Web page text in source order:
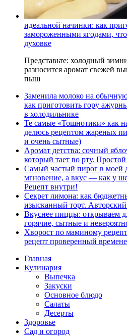
идеальной начинки: как
замороженными ягодами,
духовке
Представьте: холодный
разносится аромат свежей
пыш
Заменила молоко на
как приготовить гору
в холодильнике
Те самые «Тошнотики» как
делюсь рецептом жареных
и очень сытные)
Аромат детства: сочный
который тает во рту.
Самый частый пирог в моей
мгновение, а вкус — как у
Рецепт внутри!
Секрет лимона: как
изысканный торт.
Вкуснее пиццы: открываем
горячие, сытные и
Хворост по маминому
рецепт проверенный
Главная
Кулинария
Выпечка
Закуски
Основное блюдо
Салаты
Десерты
Здоровье
Сад и огород